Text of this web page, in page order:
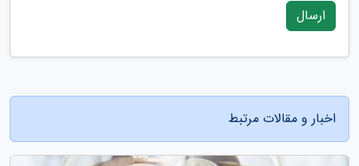
ارسال
اخبار و مقالات مرتبط